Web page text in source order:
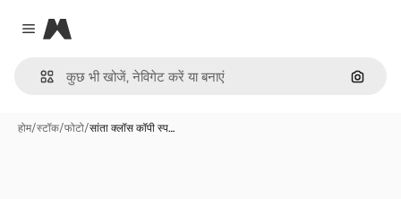
Close menu
Magnific
इमेज से
होम/स्टॉक/फोटो/सांता क्लॉस कॉपी स्प…